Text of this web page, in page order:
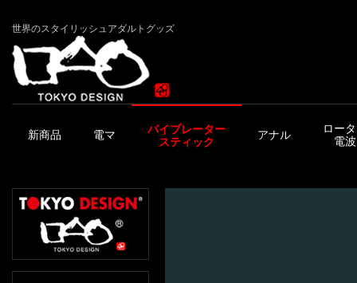
世界のスタイリッシュアダルトグッズ
新商品 電マ
バイブレーター
スティック
アナル
ロー
電波